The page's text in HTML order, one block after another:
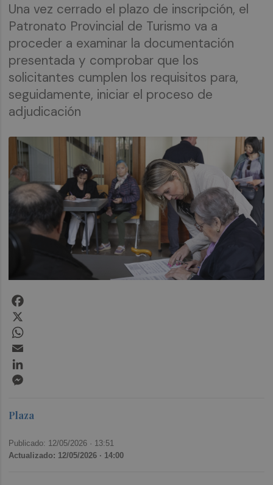
Una vez cerrado el plazo de inscripción, el
Patronato Provincial de Turismo va a
proceder a examinar la documentación
presentada y comprobar que los
solicitantes cumplen los requisitos para,
seguidamente, iniciar el proceso de
adjudicación
Plaza
Publicado: 12/05/2026 · 13:51
Actualizado: 12/05/2026 · 14:00